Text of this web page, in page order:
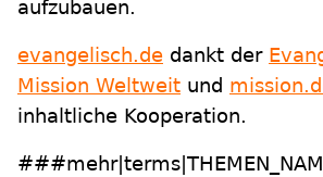
aufzubauen.
evangelisch.de dankt der
Mission Weltweit und
inhaltliche Kooperation.